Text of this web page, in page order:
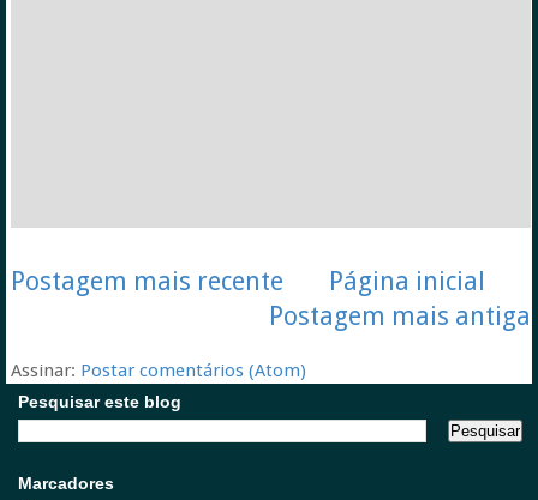
Postagem mais recente
Postagem mais antiga
Página inicial
Assinar: Postar comentários (Atom)
Pesquisar este blog
Marcadores